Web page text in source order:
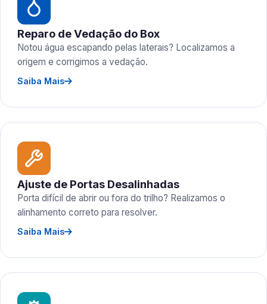
Reparo de Vedação do Box
Notou água escapando pelas laterais? Localizamos a
origem e corrigimos a vedação.
Saiba Mais
Ajuste de Portas Desalinhadas
Porta difícil de abrir ou fora do trilho? Realizamos o
alinhamento correto para resolver.
Saiba Mais